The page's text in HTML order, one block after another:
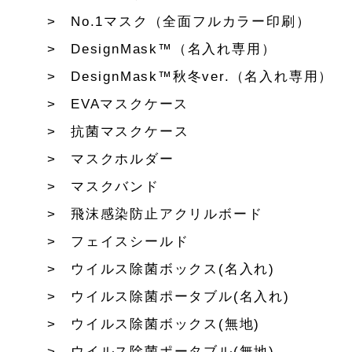
No.1マスク（全面フルカラー印刷）
DesignMask™（名入れ専用）
DesignMask™秋冬ver.（名入れ専用）
EVAマスクケース
抗菌マスクケース
マスクホルダー
マスクバンド
飛沫感染防止アクリルボード
フェイスシールド
ウイルス除菌ボックス(名入れ)
ウイルス除菌ポータブル(名入れ)
ウイルス除菌ボックス(無地)